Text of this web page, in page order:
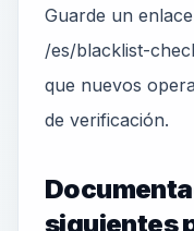
Guarde un
/es/blacklist-
que nuevos
de verificación.
siguientes